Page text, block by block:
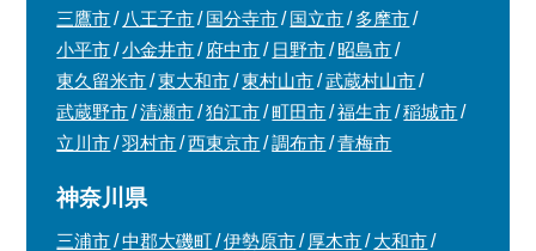
三鷹市 八王子市 国分寺市 国立市
多摩市
小平市
小金井市 府中市 日野市
昭島市
東久留米市
東大和市 東村山市
武蔵村山市
武蔵野市
清瀬市 狛江市 町田市 福生市
稲城市
立川市
羽村市 西東京市 調布市 青梅市
神奈川県
三浦市 中郡大磯町 伊勢原市 厚木市
大和市